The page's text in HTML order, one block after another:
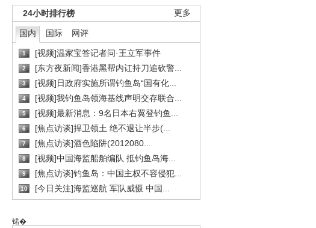
更多
24小时排行榜
国内 国际 网评
1 [视频]温家宝答记者问·王立军事件
2 [东方夜新闻]香港黑帮内讧持刀追砍警...
3 [视频]日政府实施所谓钓鱼岛“国有化...
4 [视频]我钓鱼岛领海基线声明交存联合...
5 [视频]最新消息：9名日本右翼登钓鱼...
6 [焦点访谈]捍卫领土 绝不退让半步(...
7 [焦点访谈]酒色陷阱(2012080...
8 [视频]中国海监船舶编队 抵钓鱼岛海...
9 [焦点访谈]钓鱼岛：中国主权不容侵犯...
10 [今日关注]海监巡航 军队威慑 中国...
锘�